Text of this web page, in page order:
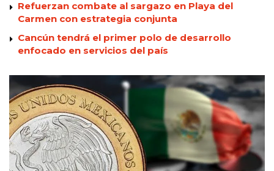
Refuerzan combate al sargazo en Playa del
Carmen con estrategia conjunta
Cancún tendrá el primer polo de desarrollo
enfocado en servicios del país